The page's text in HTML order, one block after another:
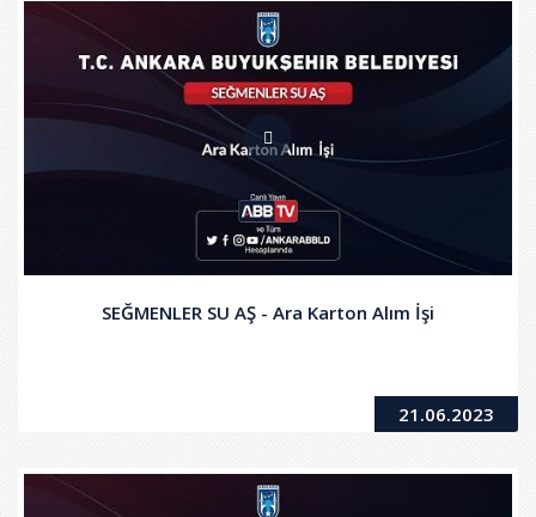
SEĞMENLER SU AŞ - Ara Karton Alım İşi
21.06.2023